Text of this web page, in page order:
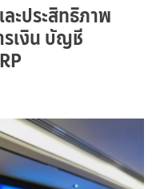
ะประสิทธิภาพ
เงิน บัญชี